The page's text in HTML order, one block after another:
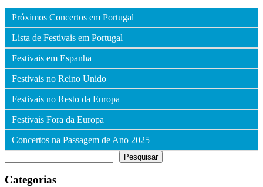
Próximos Concertos em Portugal
Lista de Festivais em Portugal
Festivais em Espanha
Festivais no Reino Unido
Festivais no Resto da Europa
Festivais Fora da Europa
Concertos na Passagem de Ano 2025
Pesquisar
Categorias